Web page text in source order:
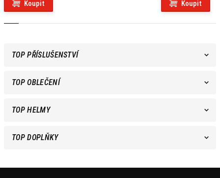
Koupit Koupit
TOP PŘÍSLUŠENSTVÍ
TOP OBLEČENÍ
TOP HELMY
TOP DOPLŇKY